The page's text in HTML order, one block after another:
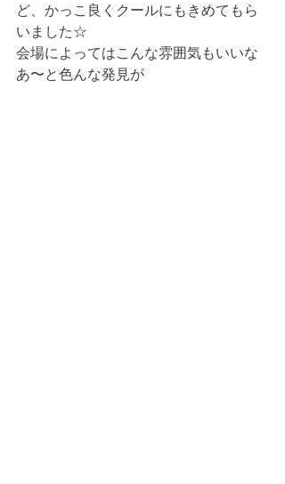
ど、かっこ良くクールにもきめてもら
いました☆
会場によってはこんな雰囲気もいいな
あ〜と色んな発見が